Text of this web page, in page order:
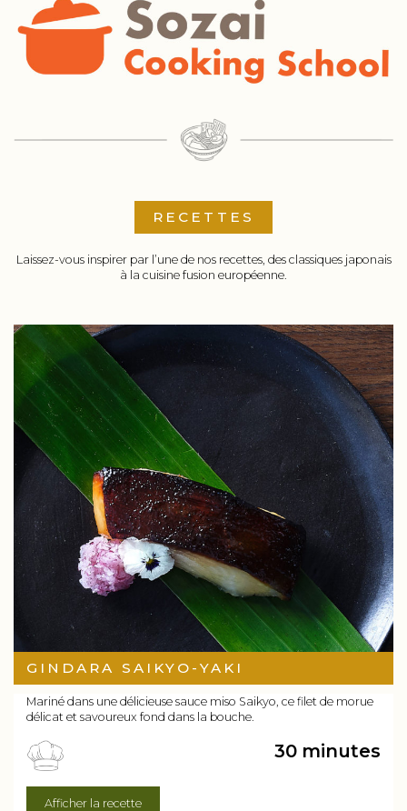
RECETTES
Laissez-vous inspirer par l’une de nos recettes, des classiques japonais
à la cuisine fusion européenne.
GINDARA SAIKYO-YAKI
Mariné dans une délicieuse sauce miso Saikyo, ce filet de morue
délicat et savoureux fond dans la bouche.
30 minutes
Afficher la recette